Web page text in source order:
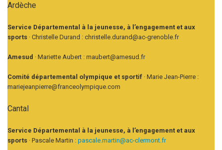
Ardèche
Service Départemental à la jeunesse, à l’engagement et aux
sports · Christelle Durand : christelle.durand@ac-grenoble.fr
Amesud · Mariette Aubert : maubert@amesud.fr
Comité départemental olympique et sportif · Marie Jean-Pierre :
mariejeanpierre@franceolympique.com
Cantal
Service Départemental à la jeunesse, à l’engagement et aux
sports · Pascale Martin : pascale.martin@ac-clermont.fr